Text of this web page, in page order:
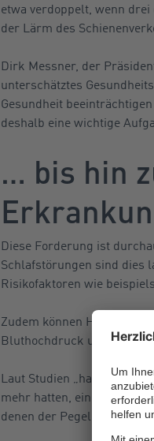
etwa verdoppelt, wenn
der Lärm des
Dirk Messner, der
unterschätztes
Gesundheit
deshalb eine wichtige
… bis hin
Diese Forderung ist
Schlafstörungen sind dies
Risikofaktoren wie
Zudem können Herz-
Bluthochdruck und
Laut Studien „hatten
mehr hatten, ein fast
denen der Pegel unter 50